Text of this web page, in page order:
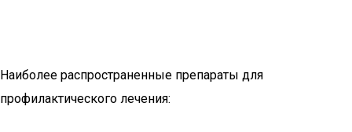
Наиболее распространенные препараты для
профилактического лечения: